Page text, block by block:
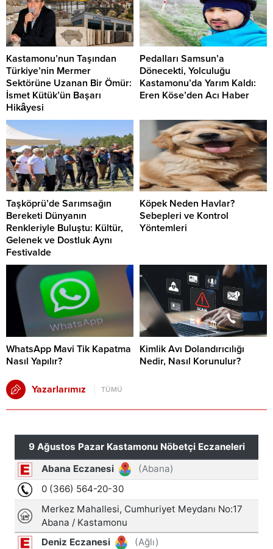
Kastamonu’nun Taşından
Türkiye’nin Mermer
Sektörüne Uzanan Bir Ömür:
İsmet Kütük’ün Başarı
Hikâyesi
Pedalları Samsun’a
Dönecekti, Yolculuğu
Kastamonu’da Yarım Kaldı:
Eren Köse’den Acı Haber
Taşköprü’de Sarımsağın
Bereketi Dünyanın
Renkleriyle Buluştu: Kültür,
Gelenek ve Dostluk Aynı
Festivalde
Köpek Neden Havlar?
Sebepleri ve Kontrol
Yöntemleri
WhatsApp Mavi Tik Kapatma
Nasıl Yapılır?
Kimlik Avı Dolandırıcılığı
Nedir, Nasıl Korunulur?
Yazarlarımız TÜMÜ